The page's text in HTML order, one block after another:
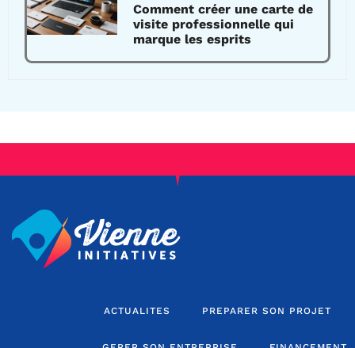
Comment créer une carte de
visite professionnelle qui
marque les esprits
ACTUALITES PREPARER SON PROJET